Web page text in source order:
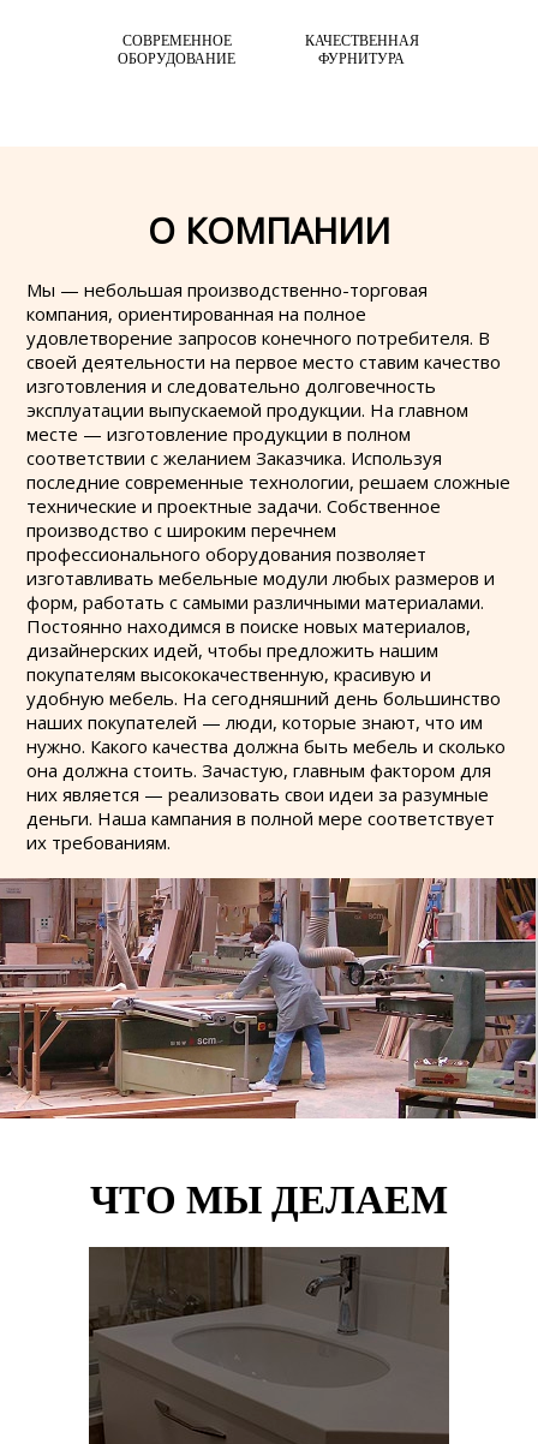
СОВРЕМЕННОЕ
ОБОРУДОВАНИЕ
КАЧЕСТВЕННАЯ
ФУРНИТУРА
О КОМПАНИИ
Мы — небольшая производственно-торговая
компания, ориентированная на полное
удовлетворение запросов конечного потребителя. В
своей деятельности на первое место ставим качество
изготовления и следовательно долговечность
эксплуатации выпускаемой продукции. На главном
месте — изготовление продукции в полном
соответствии с желанием Заказчика. Используя
последние современные технологии, решаем сложные
технические и проектные задачи. Собственное
производство с широким перечнем
профессионального оборудования позволяет
изготавливать мебельные модули любых размеров и
форм, работать с самыми различными материалами.
Постоянно находимся в поиске новых материалов,
дизайнерских идей, чтобы предложить нашим
покупателям высококачественную, красивую и
удобную мебель. На сегодняшний день большинство
наших покупателей — люди, которые знают, что им
нужно. Какого качества должна быть мебель и сколько
она должна стоить. Зачастую, главным фактором для
них является — реализовать свои идеи за разумные
деньги. Наша кампания в полной мере соответствует
их требованиям.
ЧТО МЫ ДЕЛАЕМ